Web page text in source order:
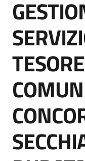
Piattaforme
telematiche
English
site